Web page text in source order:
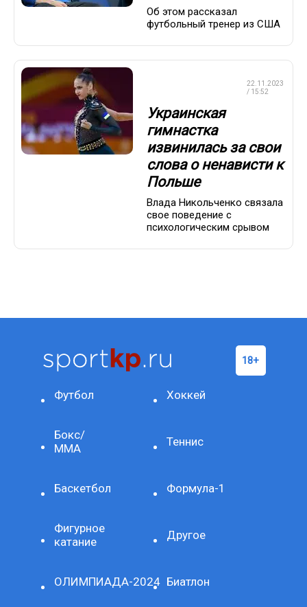
Об этом рассказал
футбольный тренер из США
22.11.2023
/ 15:52
Украинская
гимнастка
извинилась за свои
слова о ненависти к
Польше
Влада Никольченко связала
свое поведение с
психологическим срывом
Футбол Хоккей
Бокс/
ММА
Теннис
Баскетбол Формула-1
Фигурное
катание
Другое
ОЛИМПИАДА-2024 Биатлон